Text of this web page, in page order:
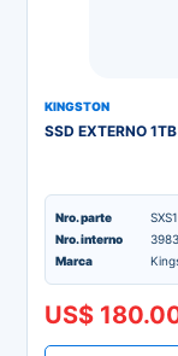
KINGSTON
SSD EXTERNO
Nro. parte
Nro. interno
Marca
US$